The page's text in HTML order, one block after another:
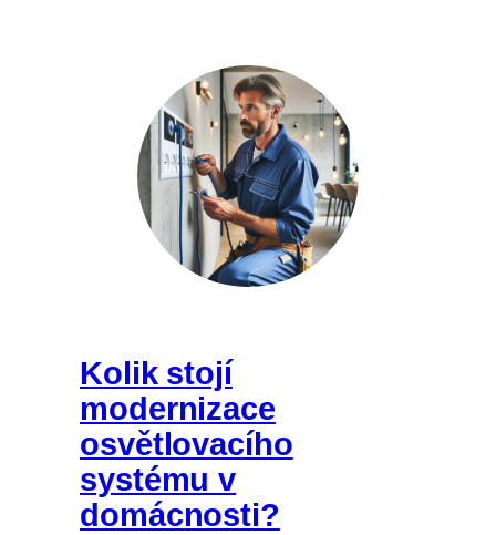
Kolik stojí
modernizace
osvětlovacího
systému v
domácnosti?